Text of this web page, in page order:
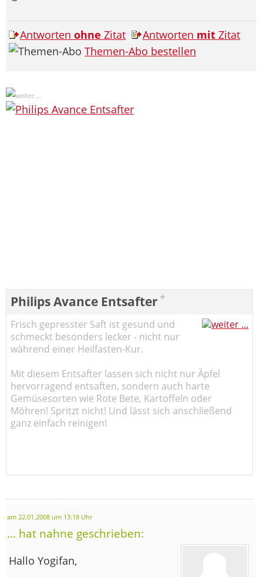
Antworten ohne Zitat Antworten mit Zitat
Themen-Abo bestellen
Philips Avance Entsafter *
Frisch gepresster Saft ist gesund und
schmeckt besonders lecker - nicht nur
während einer Heilfasten-Kur.
Mit diesem Entsafter lassen sich nicht nur Äpfel
hervorragend entsaften, sondern auch harte
Gemüsesorten wie Rote Bete, Kartoffeln oder
Möhren! Spritzt nicht! Und lässt sich anschließend
ganz einfach reinigen!
am 22.01.2008 um 13:18 Uhr
... hat nahne geschrieben:
Hallo Yogifan,